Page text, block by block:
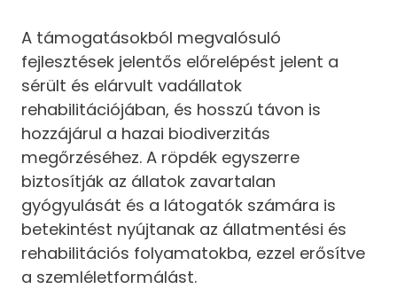
A támogatásokból megvalósuló
fejlesztések jelentős előrelépést jelent a
sérült és elárvult vadállatok
rehabilitációjában, és hosszú távon is
hozzájárul a hazai biodiverzitás
megőrzéséhez. A röpdék egyszerre
biztosítják az állatok zavartalan
gyógyulását és a látogatók számára is
betekintést nyújtanak az állatmentési és
rehabilitációs folyamatokba, ezzel erősítve
a szemléletformálást.